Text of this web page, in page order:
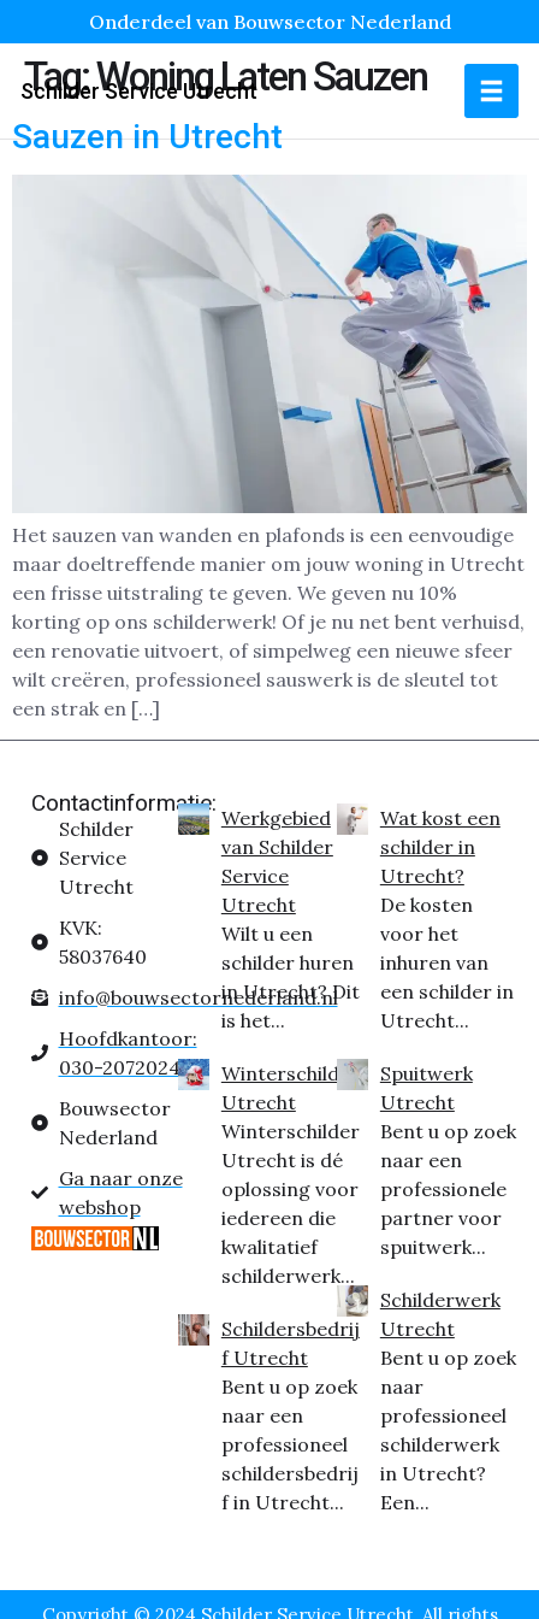
Onderdeel van Bouwsector Nederland
Schilder Service Utrecht
Tag:Woning Laten Sauzen
Sauzen in Utrecht
Het sauzen van wanden en plafonds is een eenvoudige
maar doeltreffende manier om jouw woning in Utrecht
een frisse uitstraling te geven. We geven nu 10%
korting op ons schilderwerk! Of je nu net bent verhuisd,
een renovatie uitvoert, of simpelweg een nieuwe sfeer
wilt creëren, professioneel sauswerk is de sleutel tot
een strak en […]
Contactinformatie:
Schilder
Service
Utrecht
KVK:
58037640
info@bouwsectornederland.nl
Hoofdkantoor:
030-2072024
Bouwsector
Nederland
Ga naar onze
webshop
Werkgebied
van Schilder
Service
Utrecht
Wilt u een
schilder huren
in Utrecht? Dit
is het...
Winterschilder
Utrecht
Winterschilder
Utrecht is dé
oplossing voor
iedereen die
kwalitatief
schilderwerk...
Schildersbedrij
f Utrecht
Bent u op zoek
naar een
professioneel
schildersbedrij
f in Utrecht...
Wat kost een
schilder in
Utrecht?
De kosten
voor het
inhuren van
een schilder in
Utrecht...
Spuitwerk
Utrecht
Bent u op zoek
naar een
professionele
partner voor
spuitwerk...
Schilderwerk
Utrecht
Bent u op zoek
naar
professioneel
schilderwerk
in Utrecht?
Een...